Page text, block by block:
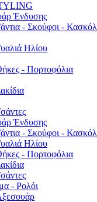
Ένδυσης
- Σκούφοι - Κασκόλ
Ηλίου
- Πορτοφόλια
Ένδυσης
- Σκούφοι - Κασκόλ
Ηλίου
- Πορτοφόλια
- Ρολόι